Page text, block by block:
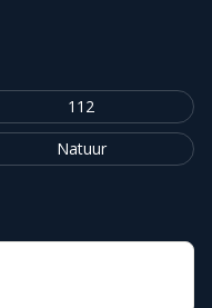
112
Natuur